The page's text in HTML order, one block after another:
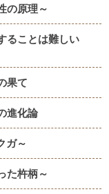
の原理～
ることは難しい
果て
進化論
ガ～
た杵柄～